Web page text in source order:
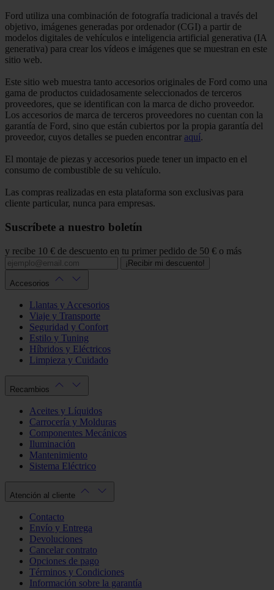
Ford utiliza una combinación de fotografía tradicional a través del
objetivo, imágenes generadas por ordenador (CGI) a partir de
modelos digitales de vehículos e inteligencia artificial generativa (IA
generativa) para crear los vídeos e imágenes que se muestran en este
sitio web.
Este sitio web muestra tanto accesorios originales de Ford como una
gama de productos cuidadosamente seleccionados de terceros
proveedores, que se identifican con la marca de dicho proveedor.
Los accesorios de marca de terceros proveedores no cuentan con la
garantía de Ford, sino que están cubiertos por la propia garantía del
proveedor, cuyos detalles se pueden encontrar aquí.
El montaje de piezas y accesorios puede tener un impacto en el
consumo de combustible de su vehículo.
Las compras realizadas en esta plataforma son exclusivas para
cliente particular, nunca para empresas.
Suscríbete a nuestro boletín
y recibe 10 € de descuento en tu primer pedido de 50 € o más
¡Recibir mi descuento!
Accesorios
Llantas y Accesorios
Viaje y Transporte
Seguridad y Confort
Estilo y Tuning
Híbridos y Eléctricos
Limpieza y Cuidado
Recambios
Aceites y Líquidos
Carrocería y Molduras
Componentes Mecánicos
Iluminación
Mantenimiento
Sistema Eléctrico
Atención al cliente
Contacto
Envío y Entrega
Devoluciones
Cancelar contrato
Opciones de pago
Términos y Condiciones
Información sobre la garantía